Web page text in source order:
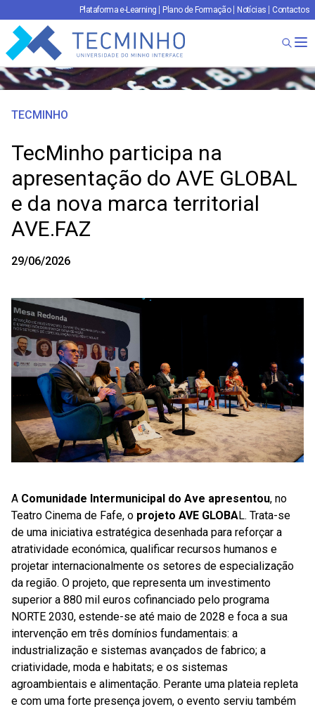
Plataforma e-Learning Plano de Formação Notícias Contactos
TECMINHO
TECMINHO
TecMinho participa na
apresentação do AVE GLOBAL
e da nova marca territorial
AVE.FAZ
29/06/2026
A Comunidade Intermunicipal do Ave apresentou, no
Teatro Cinema de Fafe, o projeto AVE GLOBAL. Trata-se
de uma iniciativa estratégica desenhada para reforçar a
atratividade económica, qualificar recursos humanos e
projetar internacionalmente os setores de especialização
da região. O projeto, que representa um investimento
superior a 880 mil euros cofinanciado pelo programa
NORTE 2030, estende-se até maio de 2028 e foca a sua
intervenção em três domínios fundamentais: a
industrialização e sistemas avançados de fabrico; a
criatividade, moda e habitats; e os sistemas
agroambientais e alimentação. Perante uma plateia repleta
e com uma forte presença jovem, o evento serviu também